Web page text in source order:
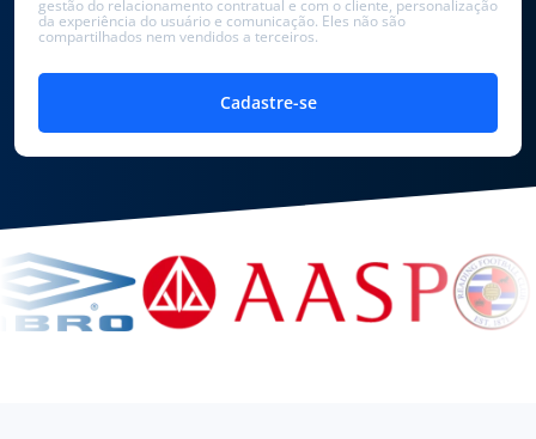
gestão do relacionamento contratual e com o cliente, personalização
da experiência do usuário e comunicação. Eles não são
compartilhados nem vendidos a terceiros.
Cadastre-se